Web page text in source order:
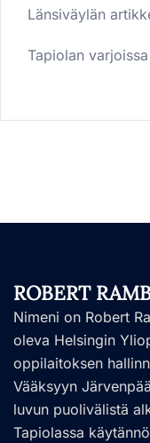
Länsiväylän
Tapiolan
ROBERT
Nimeni on Robert
oleva Helsingin
oppilaitoksen
Vääksyyn
luvun puolivälistä
Tapiolassa